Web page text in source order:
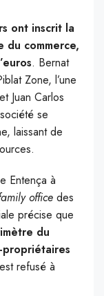
ont inscrit la
du commerce,
. Bernat
Zone, l’une
Juan Carlos
se
laissant de
Entença à
office des
précise que
du
propriétaires
refusé à